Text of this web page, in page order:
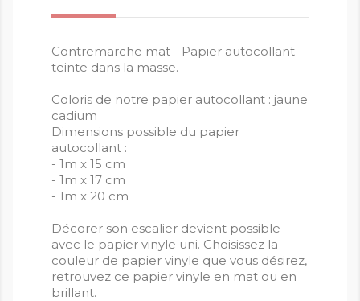
Contremarche mat - Papier autocollant
teinte dans la masse.
Coloris de notre papier autocollant : jaune
cadium
Dimensions possible du papier
autocollant :
- 1m x 15 cm
- 1m x 17 cm
- 1m x 20 cm
Décorer son escalier devient possible
avec le papier vinyle uni. Choisissez la
couleur de papier vinyle que vous désirez,
retrouvez ce papier vinyle en mat ou en
brillant.